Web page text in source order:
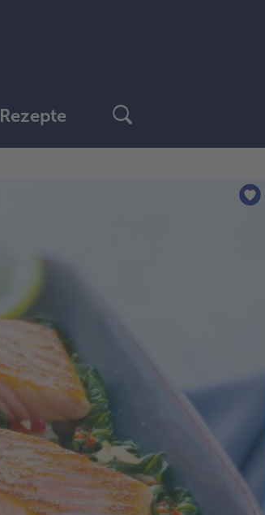
Rezepte